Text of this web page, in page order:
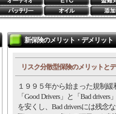
新保険のメリット・デメリット
リスク分散型保険のメリットと
１９９５年から始まった規制
「Good Drivers」と「Bad
を安くし、Bad driversには残念